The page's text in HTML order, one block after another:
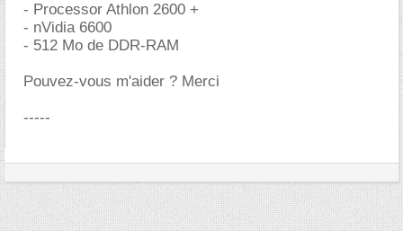
- Processor Athlon 2600 +
- nVidia 6600
- 512 Mo de DDR-RAM
Pouvez-vous m'aider ? Merci
-----